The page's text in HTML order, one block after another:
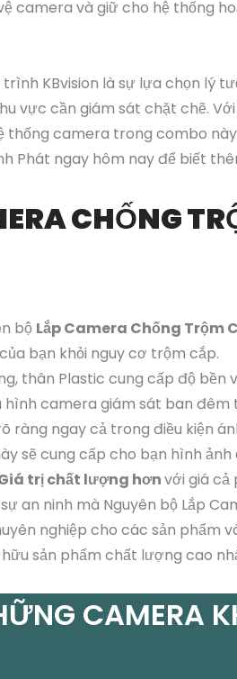
camera và giữ cho hệ thống
KBvision là sự lựa chọn lý
vực cần giám sát chặt chẽ.
thống camera trong combo
Phát ngay hôm nay để biết
CHỐNG
bộ Lắp Camera Chống Trộm
bạn khỏi nguy cơ trộm cắp.
thân Plastic cung cấp độ bền
camera giám sát ban
ràng ngay cả trong điều kiện
sẽ cung cấp cho bạn hình
trị chất lượng hơnvới giá cả
an ninh mà Nguyên bộ Lắp
nghiệp cho các sản phẩm
sản phẩm chất lượng cao
CAMERA